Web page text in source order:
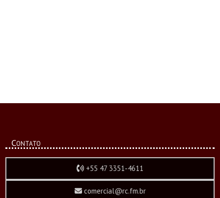
Contato
+55 47 3351-4611
comercial@rc.fm.br